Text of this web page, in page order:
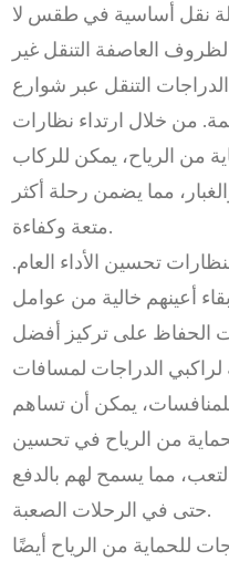
نقل أساسية في طقس لا
العاصفة التنقل غير
التنقل عبر شوارع
من خلال ارتداء نظارات
من الرياح، يمكن للركاب
مما يضمن رحلة أكثر
متعة وكفاءة.
تحسين الأداء العام.
أعينهم خالية من عوامل
الحفاظ على تركيز أفضل
لراكبي الدراجات لمسافات
يمكن أن تساهم
من الرياح في تحسين
مما يسمح لهم بالدفع
حتى في الرحلات الصعبة.
للحماية من الرياح أيضًا